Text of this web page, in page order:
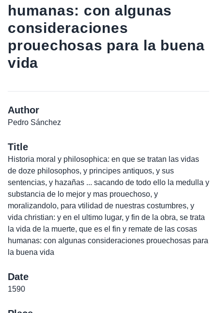
humanas: con algunas
consideraciones
prouechosas para la buena
vida
Author
Pedro Sánchez
Title
Historia moral y philosophica: en que se tratan las vidas
de doze philosophos, y principes antiquos, y sus
sentencias, y hazañas ... sacando de todo ello la medulla y
substancia de lo mejor y mas prouechoso, y
moralizandolo, para vtilidad de nuestras costumbres, y
vida christian: y en el ultimo lugar, y fin de la obra, se trata
la vida de la muerte, que es el fin y remate de las cosas
humanas: con algunas consideraciones prouechosas para
la buena vida
Date
1590